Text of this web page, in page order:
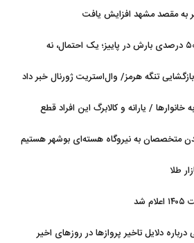
به مقصد مشهد افزایش یافت
پیش‌بینی افزایش ۳۰ تا ۵۰ درصدی بارش در پاییز؛ یک احتمال، نه
/ یارانه و کالابرگ این افراد قطع
متخصصان به نیروگاه هسته‌ای بوشهر هستیم
طلا
دلایل تاخیر پروازها در روزهای اخیر